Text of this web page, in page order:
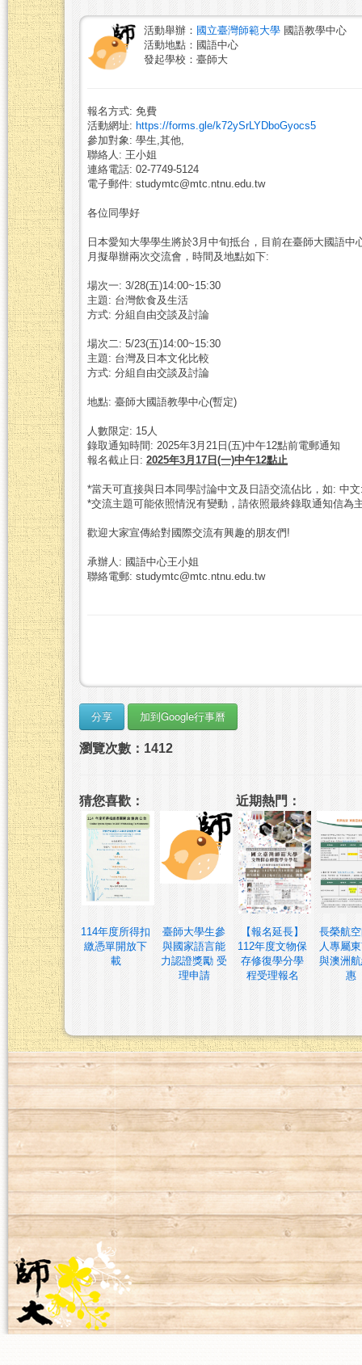
活動舉辦： 國立臺灣師範大學 國語教學中心
活動地點：國語中心
發起學校：臺師大
報名方式: 免費
活動網址: https://forms.gle/k72ySrLYDboGyocs5
參加對象: 學生,其他,
聯絡人: 王小姐
連絡電話: 02-7749-5124
電子郵件: studymtc@mtc.ntnu.edu.tw
各位同學好
日本愛知大學學生將於3月中旬抵台，目前在臺師大國語
月擬舉辦兩次交流會，時間及地點如下:
場次一: 3/28(五)14:00~15:30
主題: 台灣飲食及生活
方式: 分組自由交談及討論
場次二: 5/23(五)14:00~15:30
主題: 台灣及日本文化比較
方式: 分組自由交談及討論
地點: 臺師大國語教學中心(暫定)
人數限定: 15人
錄取通知時間: 2025年3月21日(五)中午12點前電郵通知
報名截止日: 2025年3月17日(一)中午12點止
*當天可直接與日本同學討論中文及日語交流佔比，如: 中
*交流主題可能依照情況有變動，請依照最終錄取通知信為
歡迎大家宣傳給對國際交流有興趣的朋友們!
承辦人: 國語中心王小姐
聯絡電郵: studymtc@mtc.ntnu.edu.tw
瀏覽次數：1412
猜您喜歡：
114年度所得扣
繳憑單開放下
載
臺師大學生參
與國家語言能
力認證獎勵 受
理申請
近期熱門：
【報名延長】
112年度文物保
存修復學分學
程受理報名
長榮航
人專屬
與澳洲
惠